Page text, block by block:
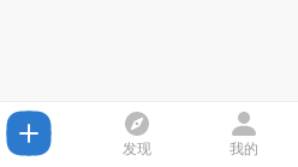
发现 我的